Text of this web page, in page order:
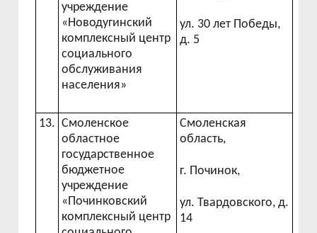
учреждение
«Новодугинский
комплексный центр
социального
обслуживания
населения»
ул. 30 лет Победы,
д. 5
13. Смоленское
областное
государственное
бюджетное
учреждение
«Починковский
комплексный центр
Смоленская
область,
г. Починок,
ул. Твардовского, д.
14